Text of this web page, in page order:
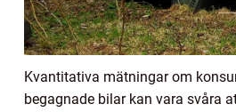
Kvantitativa mätningar om
begagnade bilar kan vara svåra